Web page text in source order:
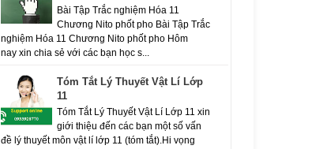
Bài Tập Trắc nghiệm Hóa 11
Chương Nito phốt pho Bài Tập Trắc
nghiệm Hóa 11 Chương Nito phốt pho Hôm
nay xin chia sẻ với các bạn học s...
Tóm Tắt Lý Thuyết Vật Lí Lớp
11
Tóm Tắt Lý Thuyết Vật Lí Lớp 11 xin
giới thiệu đến các bạn một số vấn
đề lý thuyết môn vật lí lớp 11 (tóm tắt).Hi vọng